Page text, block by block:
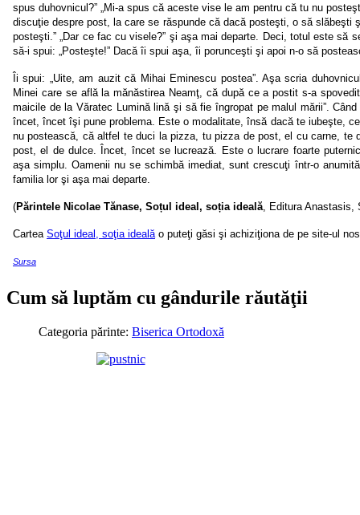
spus duhovnicul?” „Mi-a spus că aceste vise le am pentru că tu nu
discuţie despre post, la care se răspunde că dacă posteşti, o să slăbeşti
posteşti.” „Dar ce fac cu visele?” şi aşa mai departe. Deci, totul este să
să-i spui: „Posteşte!” Dacă îi spui aşa, îi porunceşti şi apoi n-o să
Îi spui: „Uite, am auzit că Mihai Eminescu postea”. Aşa scria
Minei care se află la mănăstirea Neamţ, că după ce a postit s-a
maicile de la Văratec Lumină lină şi să fie îngropat pe malul mării”.
încet, încet îşi pune problema. Este o modalitate, însă dacă te iubeşte,
nu postească, că altfel te duci la pizza, tu pizza de post, el cu carne, te
post, el de dulce. Încet, încet se lucrează. Este o lucrare foarte
aşa simplu. Oamenii nu se schimbă imediat, sunt crescuţi într-o
familia lor şi aşa mai departe.
(Părintele Nicolae Tănase, Soțul ideal, soția ideală , Editura
Cartea Soţul ideal, soţia ideală o puteţi găsi şi achiziţiona de pe site-ul
Sursa
Cum să luptăm cu gândurile răutăţii
Categoria părinte: Biserica Ortodoxă